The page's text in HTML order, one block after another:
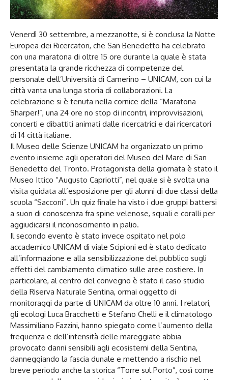
Venerdì 30 settembre, a mezzanotte, si è conclusa la Notte
Europea dei Ricercatori, che San Benedetto ha celebrato
con una maratona di oltre 15 ore durante la quale è stata
presentata la grande ricchezza di competenze del
personale dell’Università di Camerino – UNICAM, con cui la
città vanta una lunga storia di collaborazioni. La
celebrazione si è tenuta nella cornice della “Maratona
Sharper!”, una 24 ore no stop di incontri, improvvisazioni,
concerti e dibattiti animati dalle ricercatrici e dai ricercatori
di 14 città italiane.
Il Museo delle Scienze UNICAM ha organizzato un primo
evento insieme agli operatori del Museo del Mare di San
Benedetto del Tronto. Protagonista della giornata è stato il
Museo Ittico “Augusto Capriotti”, nel quale si è svolta una
visita guidata all’esposizione per gli alunni di due classi della
scuola “Sacconi”. Un quiz finale ha visto i due gruppi battersi
a suon di conoscenza fra spine velenose, squali e coralli per
aggiudicarsi il riconoscimento in palio.
Il secondo evento è stato invece ospitato nel polo
accademico UNICAM di viale Scipioni ed è stato dedicato
all’informazione e alla sensibilizzazione del pubblico sugli
effetti del cambiamento climatico sulle aree costiere. In
particolare, al centro del convegno è stato il caso studio
della Riserva Naturale Sentina, ormai oggetto di
monitoraggi da parte di UNICAM da oltre 10 anni. I relatori,
gli ecologi Luca Bracchetti e Stefano Chelli e il climatologo
Massimiliano Fazzini, hanno spiegato come l’aumento della
frequenza e dell’intensità delle mareggiate abbia
provocato danni sensibili agli ecosistemi della Sentina,
danneggiando la fascia dunale e mettendo a rischio nel
breve periodo anche la storica “Torre sul Porto”, così come